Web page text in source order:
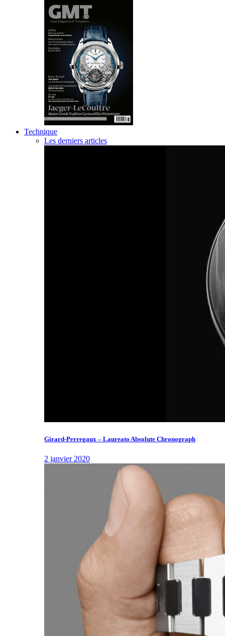
Technique
Les derniers articles
Girard-Perregaux – Laureato Absolute Chronograph
2 janvier 2020